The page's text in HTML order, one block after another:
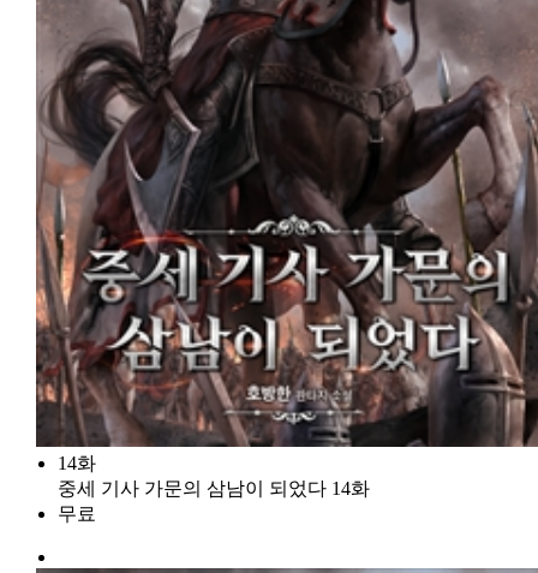
14화
중세 기사 가문의 삼남이 되었다 14화
무료